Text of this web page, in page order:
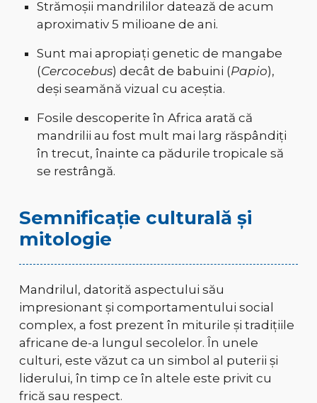
Strămoșii mandrililor datează de acum
aproximativ 5 milioane de ani.
Sunt mai apropiați genetic de mangabe
(Cercocebus) decât de babuini (Papio),
deși seamănă vizual cu aceștia.
Fosile descoperite în Africa arată că
mandrilii au fost mult mai larg răspândiți
în trecut, înainte ca pădurile tropicale să
se restrângă.
Semnificație culturală și
mitologie
Mandrilul, datorită aspectului său
impresionant și comportamentului social
complex, a fost prezent în miturile și tradițiile
africane de-a lungul secolelor. În unele
culturi, este văzut ca un simbol al puterii și
liderului, în timp ce în altele este privit cu
frică sau respect.